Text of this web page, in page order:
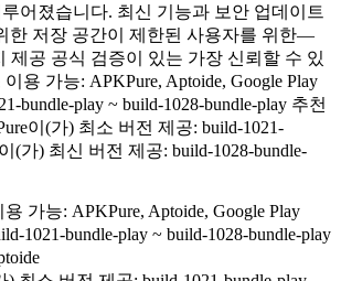
루어졌습니다. 최신 기능과 보안 업데이트
한 저장 공간이 제한된 사용자를 위한—
제공 공식 검증이 있는 가장 신뢰할 수 있
용 가능: APKPure, Aptoide, Google Play
bundle-play ~ build-1028-bundle-play 추천
이(가) 최소 버전 제공: build-1021-
(가) 최신 버전 제공: build-1028-bundle-
가능: APKPure, Aptoide, Google Play
1021-bundle-play ~ build-1028-bundle-play